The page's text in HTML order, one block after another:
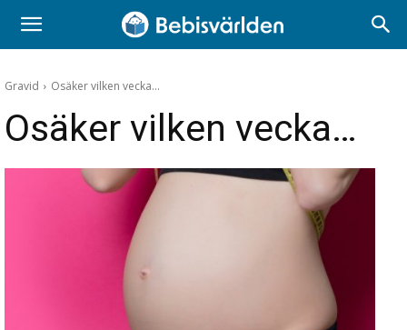
Gravid Osäker vilken vecka...
Osäker vilken vecka…